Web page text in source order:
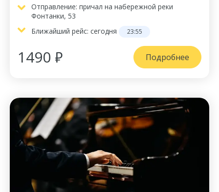
Отправление: причал на набережной реки
Фонтанки, 53
Ближайший рейс: сегодня 23:55
1490 ₽ Подробнее